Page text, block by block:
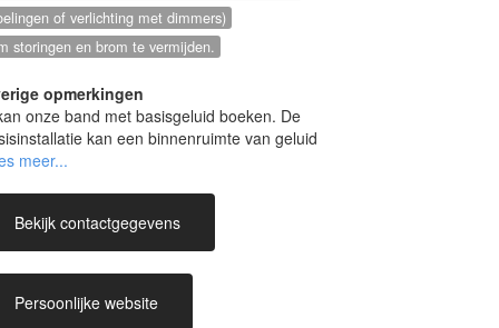
of verlichting met dimmers)
storingen en brom te vermijden.
opmerkingen
onze band met basisgeluid boeken. De
kan een binnenruimte van geluid
tot 200 personen.
en uitgebreid licht in functie van grote evenementen
we graag een verwijzing maar is verblijvend.
prijs zal bepaald worden adhv het evenement en
uitrusting.
Bekijk contactgegevens
Persoonlijke website